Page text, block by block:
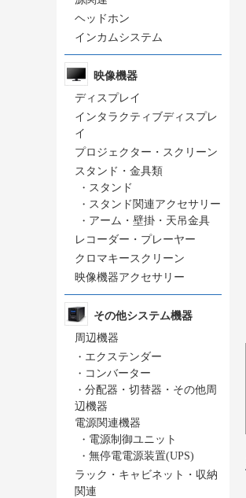
ヘッドホン
インカムシステム
映像機器
ディスプレイ
インタラクティブディスプレ
イ
プロジェクター・スクリーン
スタンド・金具類
・ スタンド
・ スタンド関連アクセサリー
・ アーム・壁掛・天吊金具
レコーダー・プレーヤー
クロマキースクリーン
映像機器アクセサリー
その他システム機器
周辺機器
・ エクステンダー
・ コンバーター
・ 分配器・切替器・その他周
辺機器
電源関連機器
・ 電源制御ユニット
・ 無停電電源装置(UPS)
ラック・キャビネット・収納
関連